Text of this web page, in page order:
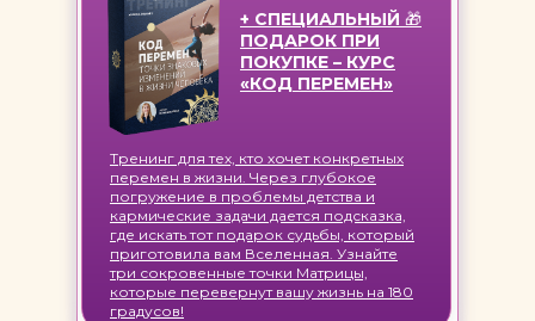
+ СПЕЦИАЛЬНЫЙ 🎁
ПОДАРОК ПРИ
ПОКУПКЕ – КУРС
«КОД ПЕРЕМЕН»
Тренинг для тех, кто хочет конкретных
перемен в жизни. Через глубокое
погружение в проблемы детства и
кармические задачи дается подсказка,
где искать тот подарок судьбы, который
приготовила вам Вселенная. Узнайте
три сокровенные точки Матрицы,
которые перевернут вашу жизнь на 180
градусов!